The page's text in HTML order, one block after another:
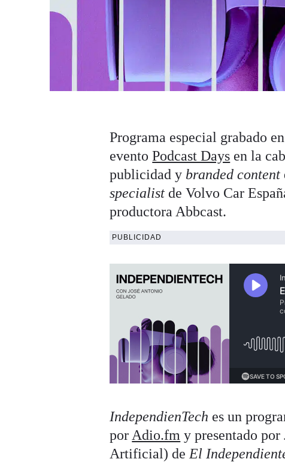
Programa especial grabado
eventoPodcast Days en la
publicidad y branded content
specialist de Volvo Car
productora Abbcast.
PUBLICIDAD
IndependienTech es un
por Adio.fm y presentado por
Artificial) de El